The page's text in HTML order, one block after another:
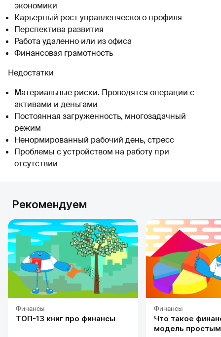
экономики
Карьерный рост управленческого профиля
Перспектива развития
Работа удаленно или из офиса
Финансовая грамотность
Недостатки
Материальные риски. Проводятся операции с
активами и деньгами
Постоянная загруженность, многозадачный
режим
Ненормированный рабочий день, стресс
Проблемы с устройством на работу при
отсутствии
Рекомендуем
Финансы
ТОП-13 книг про финансы
Финансы
Что такое
модель